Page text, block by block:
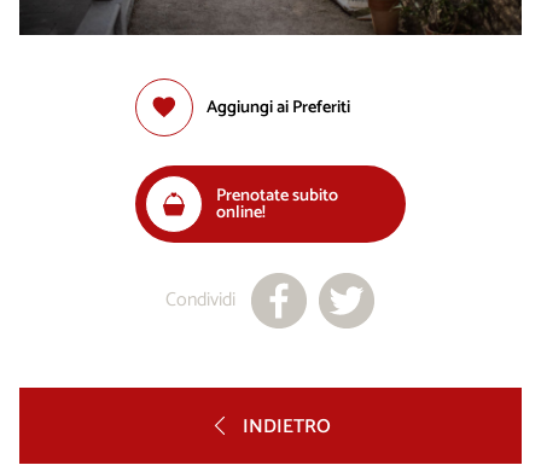
Aggiungi ai Preferiti
Prenotate subito
online!
Condividi
INDIETRO